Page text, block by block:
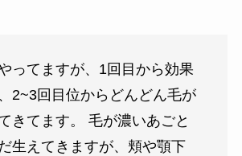
ってますが、1回目から効果
2~3回目位からどんどん毛が
きてます。 毛が濃いあごと
生えてきますが、頬や顎下